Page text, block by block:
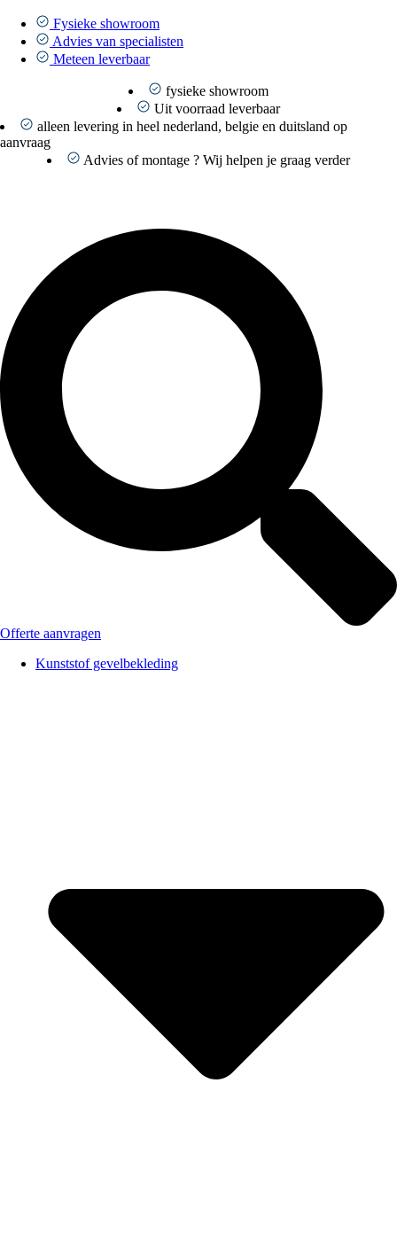
naar
inhoud
Fysieke showroom
Advies van specialisten
Meteen leverbaar
fysieke showroom
Uit voorraad leverbaar
alleen levering in heel nederland, belgie en duitsland op
aanvraag
Advies of montage ? Wij helpen je graag verder
Offerte aanvragen
Kunststof gevelbekleding